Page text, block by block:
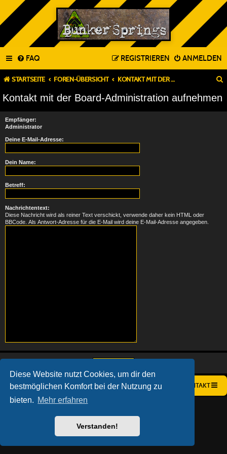
Diese Website nutzt Cookies, um dir den
bestmöglichen Komfort bei der Nutzung zu
bieten. Mehr erfahren
Verstanden!
FAQ ANMELDEN
REGISTRIEREN
STARTSEITE FOREN-ÜBERSICHT KONTAKT MIT DER BOARD-ADMINISTRATION AUFNEHMEN
Kontakt mit der Board-Administration aufnehmen
Empfänger:
Administrator
Deine E-Mail-Adresse:
Dein Name:
Betreff:
Nachrichtentext:
Diese Nachricht wird als reiner Text verschickt, verwende daher kein HTML oder
BBCode. Als Antwort-Adresse für die E-Mail wird deine E-Mail-Adresse angegeben.
STARTSEITE FOREN-ÜBERSICHT KONTAKT
AÇIEEED! STYLE BY
DATENSCHUTZ|NUTZUNGSBEDINGUNGEN